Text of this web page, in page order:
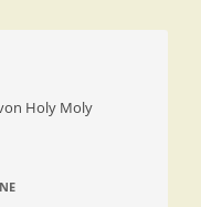
Holy Moly